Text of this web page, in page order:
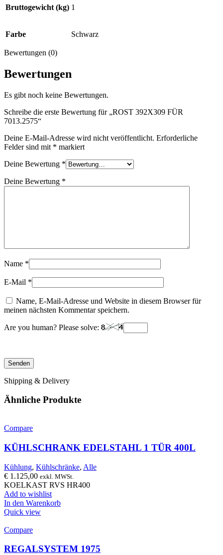
Bruttogewicht (kg) 1
Farbe Schwarz
Bewertungen (0)
Bewertungen
Es gibt noch keine Bewertungen.
Schreibe die erste Bewertung für „ROST 392X309 FÜR
7013.2575“
Deine E-Mail-Adresse wird nicht veröffentlicht. Erforderliche
Felder sind mit * markiert
Deine Bewertung *
Deine Bewertung *
Name *
E-Mail *
Name, E-Mail-Adresse und Website in diesem Browser für
meinen nächsten Kommentar speichern.
Are you human? Please solve:
Shipping & Delivery
Ähnliche Produkte
Compare
KÜHLSCHRANK EDELSTAHL 1 TÜR 400L
Kühlung, Kühlschränke, Alle
€ 1.125,00 exkl. MWSt.
KOELKAST RVS HR400
Add to wishlist
In den Warenkorb
Quick view
Compare
REGALSYSTEM 1975